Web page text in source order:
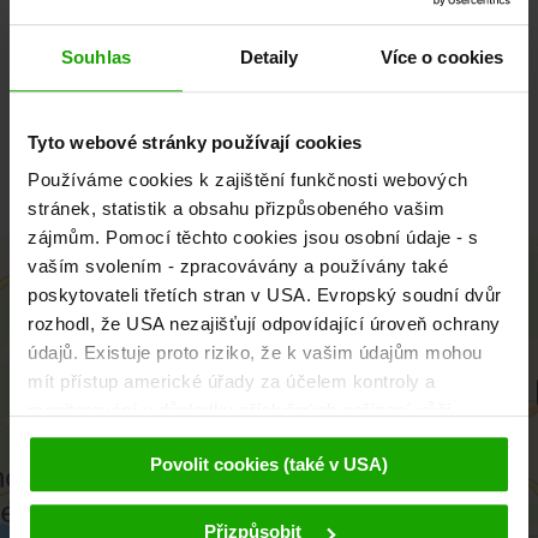
Souhlas Detaily Více o cookies
Tyto webové stránky používají cookies
Používáme cookies k zajištění funkčnosti webových
stránek, statistik a obsahu přizpůsobeného vašim
zájmům. Pomocí těchto cookies jsou osobní údaje - s
vaším svolením - zpracovávány a používány také
poskytovateli třetích stran v USA. Evropský soudní dvůr
rozhodl, že USA nezajišťují odpovídající úroveň ochrany
údajů. Existuje proto riziko, že k vašim údajům mohou
mít přístup americké úřady za účelem kontroly a
poskytovatelům třetích stran (např. Google, Meta) a že
proti tomu nejsou k dispozici žádné účinné právní
prostředky. Kliknutím na tlačítko "Přijmout cookies"
souhlasíte s tím, že cookies mohou být používány námi
Povolit cookies (také v USA)
Přizpůsobit
Österreich/Austria
Tel.: +43 463 287 463
info@visitklagenfurt.at
www.visitklagenfurt.at
+
−